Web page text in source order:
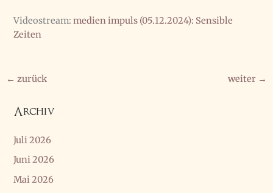
Videostream:medien impuls (05.12.2024): Sensible
Zeiten
← zurück weiter →
Archiv
Juli 2026
Juni 2026
Mai 2026